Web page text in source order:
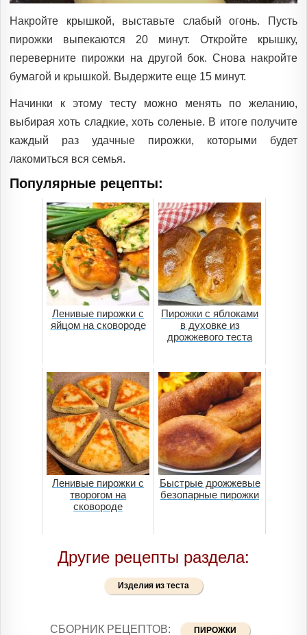
Накройте крышкой, выставьте слабый огонь. Пусть
пирожки выпекаются 20 минут. Откройте крышку,
переверните пирожки на другой бок. Снова накройте
бумагой и крышкой. Выдержите еще 15 минут.
Начинки к этому тесту можно менять по желанию,
выбирая хоть сладкие, хоть соленые. В итоге получите
каждый раз удачные пирожки, которыми будет
лакомиться вся семья.
Популярные рецепты:
Ленивые пирожки с
яйцом на сковороде
Пирожки с яблоками
в духовке из
дрожжевого теста
Ленивые пирожки с
творогом на
сковороде
Быстрые дрожжевые
безопарные пирожки
Другие рецепты раздела:
Изделия из теста
СБОРНИК РЕЦЕПТОВ: ПИРОЖКИ